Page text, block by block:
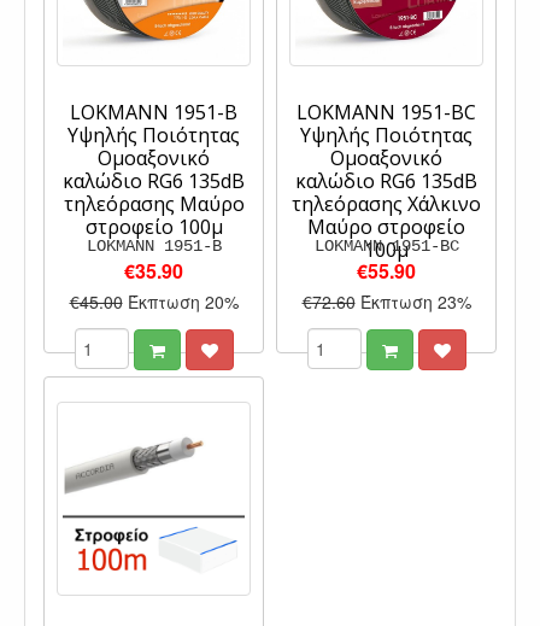
LOKMANN 1951-B
Υψηλής Ποιότητας
Ομοαξονικό
καλώδιο RG6 135dB
τηλεόρασης Μαύρο
στροφείο 100μ
LOKMANN 1951-B
€35.90
€45.00 Έκπτωση 20%
LOKMANN 1951-BC
Υψηλής Ποιότητας
Ομοαξονικό
καλώδιο RG6 135dB
τηλεόρασης Χάλκινο
Μαύρο στροφείο
100μ
LOKMANN 1951-BC
€55.90
€72.60 Έκπτωση 23%